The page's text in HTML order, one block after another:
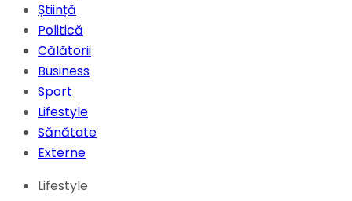
Știință
Politică
Călătorii
Business
Sport
Lifestyle
Sănătate
Externe
Lifestyle